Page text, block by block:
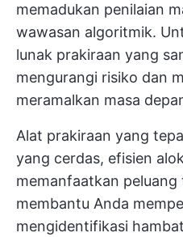
memadukan penilaian
wawasan algoritmik.
lunak prakiraan yang
mengurangi risiko dan
meramalkan masa
Alat prakiraan yang
yang cerdas, efisien
memanfaatkan
membantu Anda
mengidentifikasi